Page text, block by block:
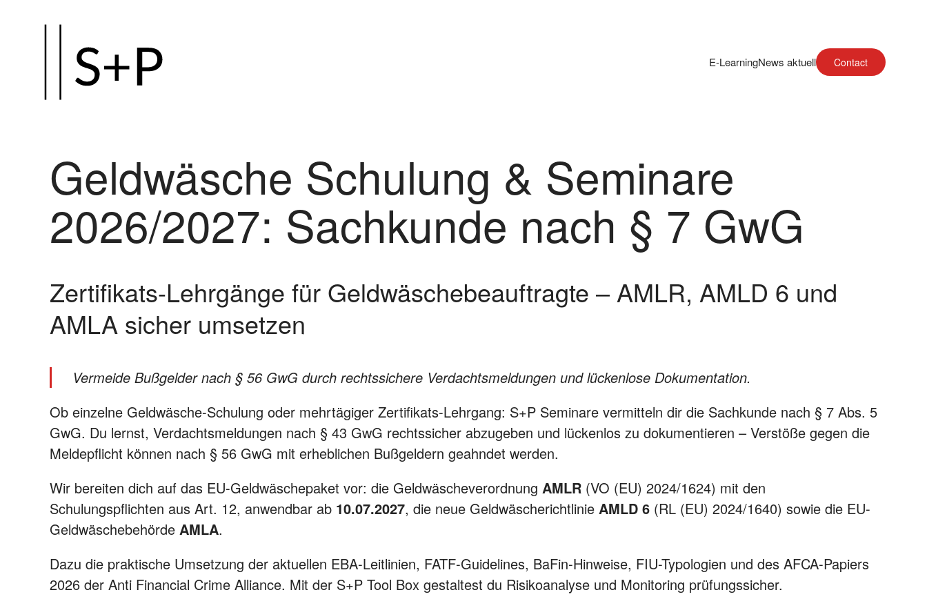
Hauptinhalt
E-LearningNews aktuell Contact
Geldwäsche Schulung & Seminare
2026/2027: Sachkunde nach § 7 GwG
Zertifikats-Lehrgänge für Geldwäschebeauftragte – AMLR, AMLD 6 und
AMLA sicher umsetzen
Vermeide Bußgelder nach § 56 GwG durch rechtssichere Verdachtsmeldungen und lückenlose Dokumentation.
Ob einzelne Geldwäsche-Schulung oder mehrtägiger Zertifikats-Lehrgang: S+P Seminare vermitteln dir die Sachkunde nach § 7 Abs. 5
GwG. Du lernst, Verdachtsmeldungen nach § 43 GwG rechtssicher abzugeben und lückenlos zu dokumentieren – Verstöße gegen die
Meldepflicht können nach § 56 GwG mit erheblichen Bußgeldern geahndet werden.
Wir bereiten dich auf das EU-Geldwäschepaket vor: die Geldwäscheverordnung AMLR (VO (EU) 2024/1624) mit den
Schulungspflichten aus Art. 12, anwendbar ab 10.07.2027, die neue Geldwäscherichtlinie AMLD 6 (RL (EU) 2024/1640) sowie die EU-
Geldwäschebehörde AMLA.
Dazu die praktische Umsetzung der aktuellen EBA-Leitlinien, FATF-Guidelines, BaFin-Hinweise, FIU-Typologien und des AFCA-Papiers
2026 der Anti Financial Crime Alliance. Mit der S+P Tool Box gestaltest du Risikoanalyse und Monitoring prüfungssicher.